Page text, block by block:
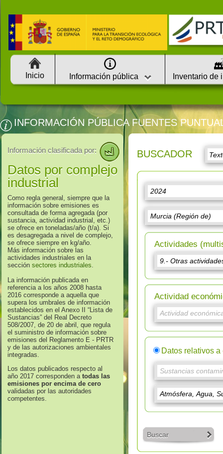
Inicio Información pública Inventario de
INFORMACIÓN PÚBLICA FUENTES
Información clasificada por:
Datos por complejo
industrial
Como regla general, siempre que la
información sobre emisiones es
consultada de forma agregada (por
sustancia, actividad industrial, etc.)
se ofrece en toneladas/año (t/a). Si
es desagregada a nivel de complejo,
se ofrece siempre en kg/año.
Más información sobre las
actividades industriales en la
sección sectores industriales.
La información publicada en
referencia a los años 2008 hasta
2016 corresponde a aquella que
supera los umbrales de información
establecidos en el Anexo II “Lista de
Sustancias” del Real Decreto
508/2007, de 20 de abril, que regula
el suministro de información sobre
emisiones del Reglamento E - PRTR
y de las autorizaciones ambientales
integradas.
Los datos publicados respecto al
año 2017 corresponden atodas las
emisiones por encima de cero
validadas por las autoridades
competentes.
BUSCADOR
Actividades
Actividad
Datos relativos
Buscar